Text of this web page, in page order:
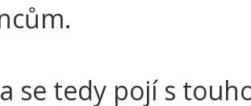
se tedy pojí s